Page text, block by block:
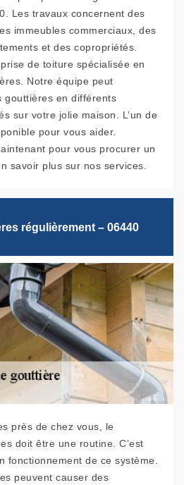
Les travaux concernent des
immeubles commerciaux, des
et des copropriétés.
de toiture spécialisée en
Notre équipe peut
gouttières en différents
sur votre jolie maison. L’un de
pour vous aider.
pour vous procurer un
savoir plus sur nos services.
régulièrement – 06440
près de chez vous, le
doit être une routine. C’est
fonctionnement de ce système.
peuvent causer des